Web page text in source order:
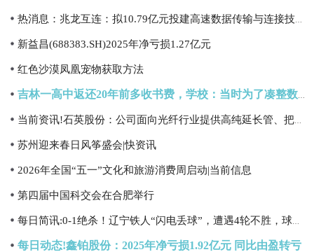
新益昌(688383.SH)2025年净亏损1.27亿元
红色沙漠凤凰宠物获取方法
苏州迎来春日风筝盛会|快资讯
2026年全国“五一”文化和旅游消费周启动|当前信息
第四届中国科交会在合肥举行
每日动态!鑫铂股份：2025年净亏损1.92亿元 同比由盈转亏